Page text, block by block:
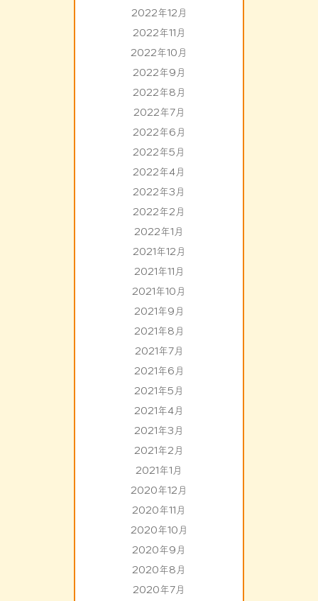
2022年12月
2022年11月
2022年10月
2022年9月
2022年8月
2022年7月
2022年6月
2022年5月
2022年4月
2022年3月
2022年2月
2022年1月
2021年12月
2021年11月
2021年10月
2021年9月
2021年8月
2021年7月
2021年6月
2021年5月
2021年4月
2021年3月
2021年2月
2021年1月
2020年12月
2020年11月
2020年10月
2020年9月
2020年8月
2020年7月